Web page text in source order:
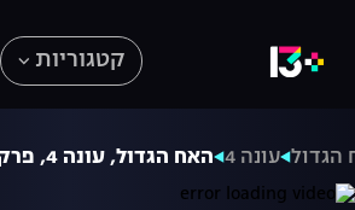
קטגוריות
הגדול עונה 4 האח הגדול, עונה 4, פרק 16: דרמה בשידור חי